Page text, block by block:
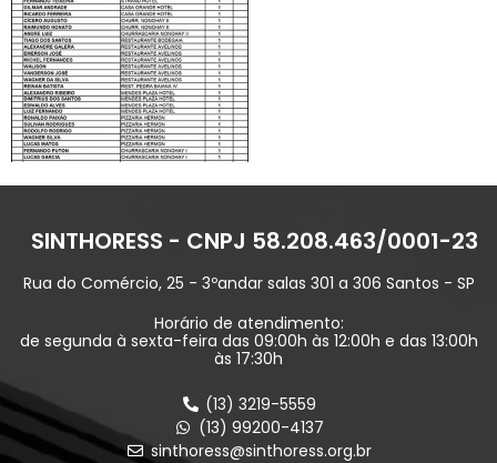
SINTHORESS - CNPJ 58.208.463/0001-23
Rua do Comércio, 25 - 3ºandar salas 301 a 306 Santos - SP
Horário de atendimento:
de segunda à sexta-feira das 09:00h às 12:00h e das 13:00h
às 17:30h
(13) 3219-5559
(13) 99200-4137
sinthoress@sinthoress.org.br